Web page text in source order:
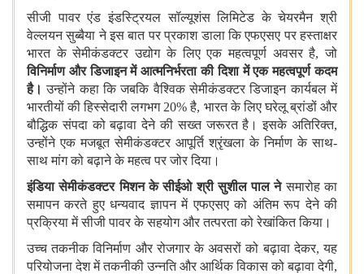
सीजी पावर एंड इंडस्ट्रियल सॉल्यूशंस लिमिटेड के चेयरमैन श्री
वेल्लयन सुब्बैया ने इस बात पर प्रकाश डाला कि एफएसए पर हस्ताक्षर
भारत के सेमीकंडक्टर उद्योग के लिए एक महत्वपूर्ण अवसर है, जो
विनिर्माण और डिजाइन में आत्मनिर्भरता की दिशा में एक महत्वपूर्ण कदम
है। उन्होंने कहा कि जबकि वैश्विक सेमीकंडक्टर डिजाइन कार्यबल में
भारतीयों की हिस्सेदारी लगभग 20% है, भारत के लिए घरेलू ब्रांडों और
बौद्धिक संपदा को बढ़ावा देने की सख्त जरूरत है। इसके अतिरिक्त,
उन्होंने एक मजबूत सेमीकंडक्टर आपूर्ति श्रृंखला के निर्माण के साथ-
साथ मांग को बढ़ाने के महत्व पर जोर दिया।
इंडिया सेमीकंडक्टर मिशन के सीईओ श्री सुशील पाल नेसमारोह का
समापन करते हुए धन्यवाद ज्ञापन में एफएसए को अंतिम रूप देने की
प्रक्रिया में सीजी पावर के सहयोग और तत्परता को रेखांकित किया।
उच्च तकनीक विनिर्माण और रोजगार के अवसरों को बढ़ावा देकर, यह
परियोजना देश में तकनीकी उन्नति और आर्थिक विकास को बढ़ावा देगी,